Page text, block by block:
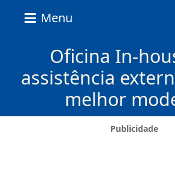
Content Menu
Oficina In-
assistência
melhor